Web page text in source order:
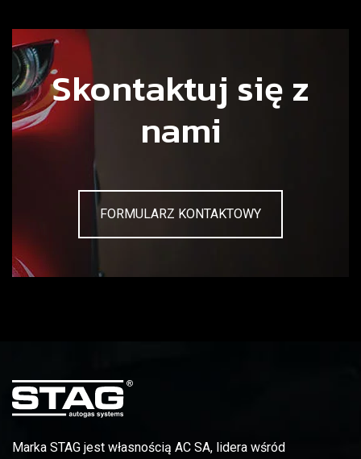
Skontaktuj się z
nami
FORMULARZ KONTAKTOWY
Marka STAG jest własnością AC SA, lidera wśród